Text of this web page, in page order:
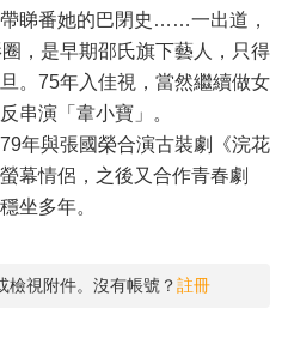
睇番她的巴閉史……一出道，
，是早期邵氏旗下藝人，只得
。75年入佳視，當然繼續做女
串演「韋小寶」。
年與張國榮合演古裝劇《浣花
幕情侶，之後又合作青春劇
坐多年。
檢視附件。沒有帳號？註冊